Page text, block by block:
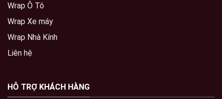
Wrap Ô Tô
Wrap Xe máy
Wrap Nhà Kính
Liên hệ
HỖ TRỢ KHÁCH HÀNG